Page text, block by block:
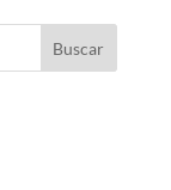
Buscar